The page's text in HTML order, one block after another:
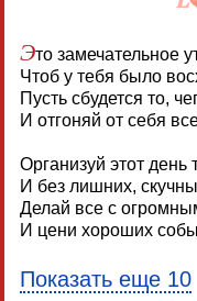
Это замечательное
Чтоб у тебя было
Пусть сбудется то,
И отгоняй от себя
Организуй этот
И без лишних,
Делай все с
И цени хороших
Показать еще 10